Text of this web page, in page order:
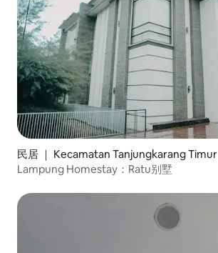
民居 ｜ Kecamatan Tanjungkarang Timur
Lampung Homestay：Ratu别墅